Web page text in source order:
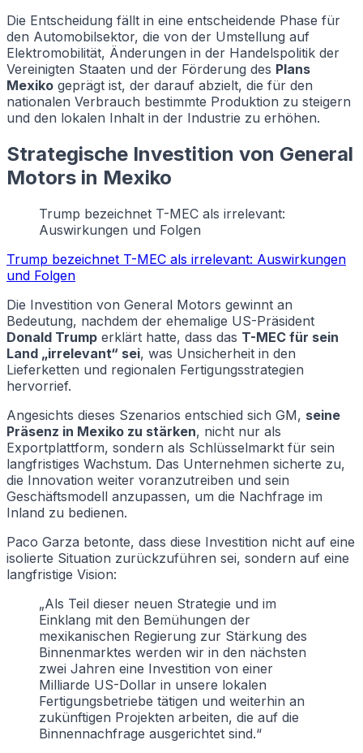
Die Entscheidung fällt in eine entscheidende Phase für
den Automobilsektor, die von der Umstellung auf
Elektromobilität, Änderungen in der Handelspolitik der
Vereinigten Staaten und der Förderung des Plans
Mexiko geprägt ist, der darauf abzielt, die für den
nationalen Verbrauch bestimmte Produktion zu steigern
und den lokalen Inhalt in der Industrie zu erhöhen.
Strategische Investition von General
Motors in Mexiko
Trump bezeichnet T-MEC als irrelevant:
Auswirkungen und Folgen
Trump bezeichnet T-MEC als irrelevant: Auswirkungen
und Folgen
Die Investition von General Motors gewinnt an
Bedeutung, nachdem der ehemalige US-Präsident
Donald Trump erklärt hatte, dass das T-MEC für sein
Land „irrelevant“ sei, was Unsicherheit in den
Lieferketten und regionalen Fertigungsstrategien
hervorrief.
Angesichts dieses Szenarios entschied sich GM, seine
Präsenz in Mexiko zu stärken, nicht nur als
Exportplattform, sondern als Schlüsselmarkt für sein
langfristiges Wachstum. Das Unternehmen sicherte zu,
die Innovation weiter voranzutreiben und sein
Geschäftsmodell anzupassen, um die Nachfrage im
Inland zu bedienen.
Paco Garza betonte, dass diese Investition nicht auf eine
isolierte Situation zurückzuführen sei, sondern auf eine
langfristige Vision:
„Als Teil dieser neuen Strategie und im
Einklang mit den Bemühungen der
mexikanischen Regierung zur Stärkung des
Binnenmarktes werden wir in den nächsten
zwei Jahren eine Investition von einer
Milliarde US-Dollar in unsere lokalen
Fertigungsbetriebe tätigen und weiterhin an
zukünftigen Projekten arbeiten, die auf die
Binnennachfrage ausgerichtet sind.“